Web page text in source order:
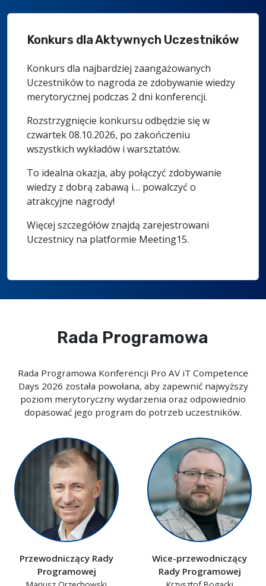
Konkurs dla Aktywnych Uczestników
Konkurs dla najbardziej zaangażowanych
Uczestników to nagroda ze zdobywanie wiedzy
merytorycznej podczas 2 dni konferencji.
Rozstrzygnięcie konkursu odbędzie się w
czwartek 08.10.2026, po zakończeniu
wszystkich wykładów i warsztatów.
To idealna okazja, aby połączyć zdobywanie
wiedzy z dobrą zabawą i… powalczyć o
atrakcyjne nagrody!
Więcej szczegółów znajdą zarejestrowani
Uczestnicy na platformie Meeting15.
Rada Programowa
Rada Programowa Konferencji Pro AV iT Competence
Days 2026 została powołana, aby zapewnić najwyższy
poziom merytoryczny wydarzenia oraz odpowiednio
dopasować jego program do potrzeb uczestników.
Przewodniczący Rady
Programowej
Wice-przewodniczący
Rady Programowej